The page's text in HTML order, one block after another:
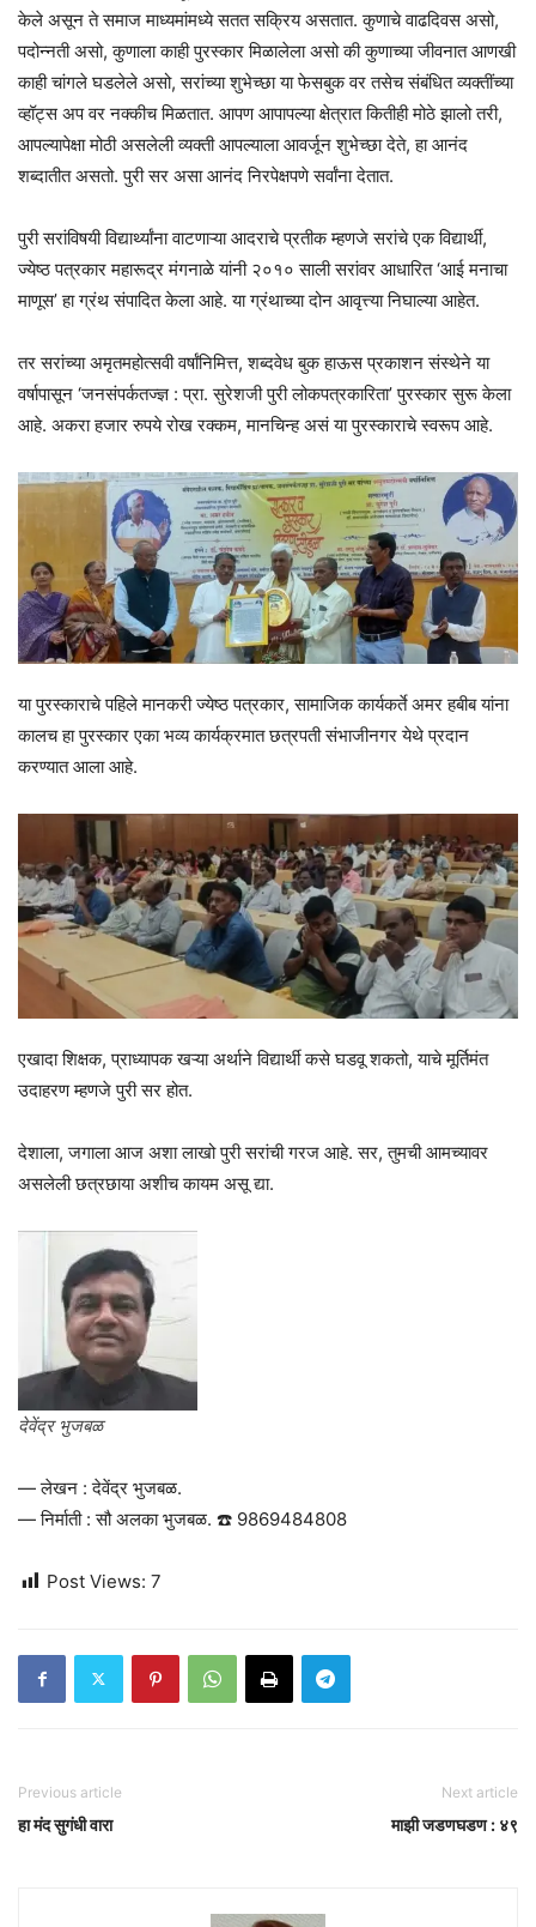
केले असून ते समाज माध्यमांमध्ये सतत सक्रिय असतात. कुणाचे वाढदिवस असो,
पदोन्नती असो, कुणाला काही पुरस्कार मिळालेला असो की कुणाच्या जीवनात आणखी
काही चांगले घडलेले असो, सरांच्या शुभेच्छा या फेसबुक वर तसेच संबंधित व्यक्तींच्या
व्हॉट्स अप वर नक्कीच मिळतात. आपण आपापल्या क्षेत्रात कितीही मोठे झालो तरी,
आपल्यापेक्षा मोठी असलेली व्यक्ती आपल्याला आवर्जून शुभेच्छा देते, हा आनंद
शब्दातीत असतो. पुरी सर असा आनंद निरपेक्षपणे सर्वांना देतात.
पुरी सरांविषयी विद्यार्थ्यांना वाटणाऱ्या आदराचे प्रतीक म्हणजे सरांचे एक विद्यार्थी,
ज्येष्ठ पत्रकार महारूद्र मंगनाळे यांनी २०१० साली सरांवर आधारित ‘आई मनाचा
माणूस’ हा ग्रंथ संपादित केला आहे. या ग्रंथाच्या दोन आवृत्त्या निघाल्या आहेत.
तर सरांच्या अमृतमहोत्सवी वर्षांनिमित्त, शब्दवेध बुक हाऊस प्रकाशन संस्थेने या
वर्षापासून ‘जनसंपर्कतज्ज्ञ : प्रा. सुरेशजी पुरी लोकपत्रकारिता’ पुरस्कार सुरू केला
आहे. अकरा हजार रुपये रोख रक्कम, मानचिन्ह असं या पुरस्काराचे स्वरूप आहे.
या पुरस्काराचे पहिले मानकरी ज्येष्ठ पत्रकार, सामाजिक कार्यकर्ते अमर हबीब यांना
कालच हा पुरस्कार एका भव्य कार्यक्रमात छत्रपती संभाजीनगर येथे प्रदान
करण्यात आला आहे.
एखादा शिक्षक, प्राध्यापक खऱ्या अर्थाने विद्यार्थी कसे घडवू शकतो, याचे मूर्तिमंत
उदाहरण म्हणजे पुरी सर होत.
देशाला, जगाला आज अशा लाखो पुरी सरांची गरज आहे. सर, तुमची आमच्यावर
असलेली छत्रछाया अशीच कायम असू द्या.
देवेंद्र भुजबळ
— लेखन : देवेंद्र भुजबळ.
— निर्माती : सौ अलका भुजबळ. ☎️ 9869484808
Post Views: 7
Previous article
हा मंद सुगंधी वारा
Next article
माझी जडणघडण : ४९